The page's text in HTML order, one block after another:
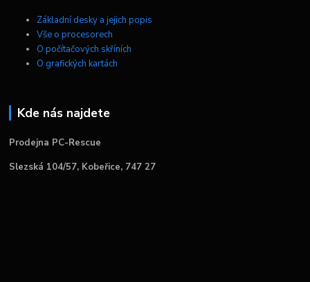
Základní desky a jejich popis
Vše o procesorech
O počítačových skříních
O grafických kartách
Kde nás najdete
Prodejna PC-Rescue
Slezská 104/57, Kobeřice, 747 27